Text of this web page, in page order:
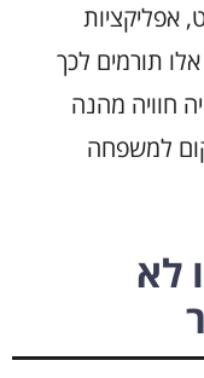
אפליקציות
תורמים לכך
חוויה מהנה
למשפחה
לא